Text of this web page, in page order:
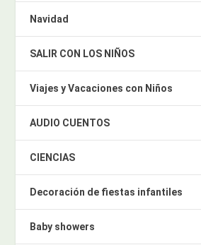
Navidad
SALIR CON LOS NIÑOS
Viajes y Vacaciones con Niños
AUDIO CUENTOS
CIENCIAS
Decoración de fiestas infantiles
Baby showers